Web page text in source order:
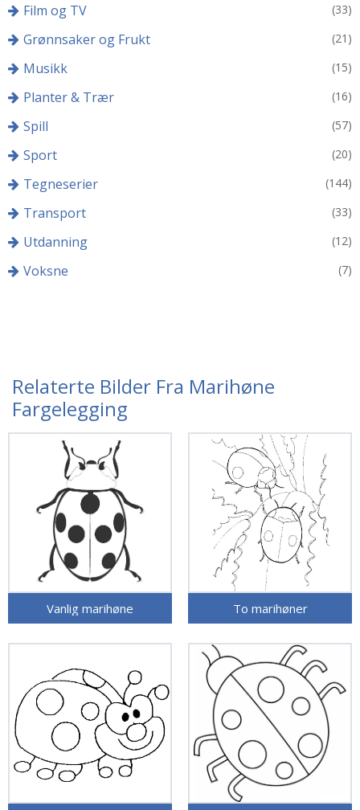
Film og TV (33)
Grønnsaker og Frukt (21)
Musikk (15)
Planter & Trær (16)
Spill (57)
Sport (20)
Tegneserier (144)
Transport (33)
Utdanning (12)
Voksne (7)
Relaterte Bilder Fra Marihøne
Fargelegging
Vanlig marihøne To marihøner